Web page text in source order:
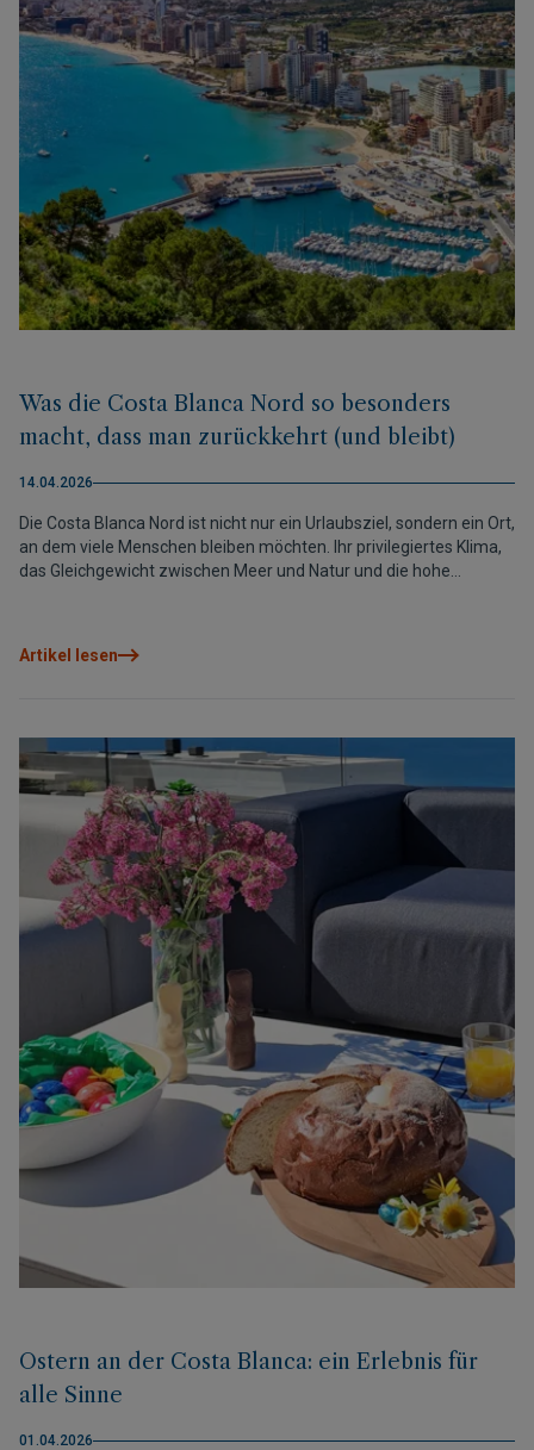
Was die Costa Blanca Nord so besonders
macht, dass man zurückkehrt (und bleibt)
14.04.2026
Die Costa Blanca Nord ist nicht nur ein Urlaubsziel, sondern ein Ort,
an dem viele Menschen bleiben möchten. Ihr privilegiertes Klima,
das Gleichgewicht zwischen Meer und Natur und die hohe
Artikel lesen
Ostern an der Costa Blanca: ein Erlebnis für
alle Sinne
01.04.2026